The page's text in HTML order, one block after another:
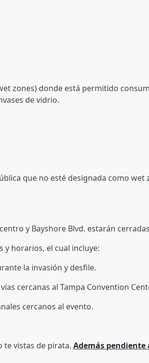
zones) donde está permitido
de vidrio.
que no esté designada como wet
y Bayshore Blvd. estarán
y horarios, el cual incluye:
la invasión y desfile.
cercanas al Tampa Convention
cercanos al evento.
te vistas de pirata. Además pendiente